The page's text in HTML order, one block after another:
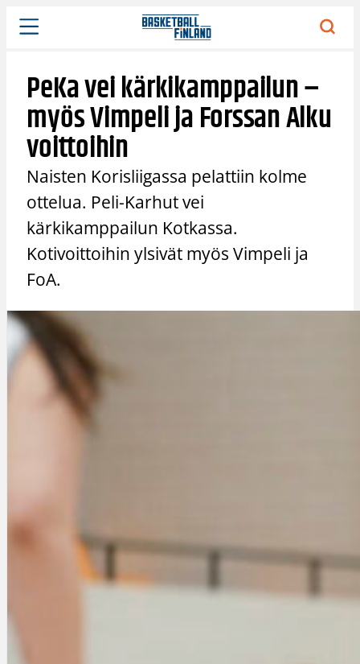
Siirry
sisältöön
PeKa vei kärkikamppailun –
myös Vimpeli ja Forssan Alku
voittoihin
Naisten Korisliigassa pelattiin kolme
ottelua. Peli-Karhut vei
kärkikamppailun Kotkassa.
Kotivoittoihin ylsivät myös Vimpeli ja
FoA.